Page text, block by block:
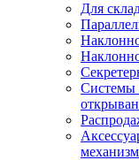
Для
Системы